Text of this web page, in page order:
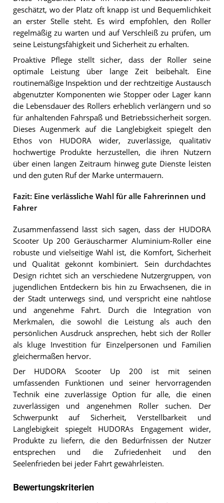
geschätzt, wo der Platz oft knapp ist und Bequemlichkeit
an erster Stelle steht. Es wird empfohlen, den Roller
regelmäßig zu warten und auf Verschleiß zu prüfen, um
seine Leistungsfähigkeit und Sicherheit zu erhalten.
Proaktive Pflege stellt sicher, dass der Roller seine
optimale Leistung über lange Zeit beibehält. Eine
routinemäßige Inspektion und der rechtzeitige Austausch
abgenutzter Komponenten wie Stopper oder Lager kann
die Lebensdauer des Rollers erheblich verlängern und so
für anhaltenden Fahrspaß und Betriebssicherheit sorgen.
Dieses Augenmerk auf die Langlebigkeit spiegelt den
Ethos von HUDORA wider, zuverlässige, qualitativ
hochwertige Produkte herzustellen, die ihren Nutzern
über einen langen Zeitraum hinweg gute Dienste leisten
und den guten Ruf der Marke untermauern.
Fazit: Eine verlässliche Wahl für alle Fahrerinnen und
Fahrer
Zusammenfassend lässt sich sagen, dass der HUDORA
Scooter Up 200 Geräuscharmer Aluminium-Roller eine
robuste und vielseitige Wahl ist, die Komfort, Sicherheit
und Qualität gekonnt kombiniert. Sein durchdachtes
Design richtet sich an verschiedene Nutzergruppen, von
jugendlichen Entdeckern bis hin zu Erwachsenen, die in
der Stadt unterwegs sind, und verspricht eine nahtlose
und angenehme Fahrt. Durch die Integration von
Merkmalen, die sowohl die Leistung als auch den
persönlichen Ausdruck ansprechen, hebt sich der Roller
als kluge Investition für Einzelpersonen und Familien
gleichermaßen hervor.
Der HUDORA Scooter Up 200 ist mit seinen
umfassenden Funktionen und seiner hervorragenden
Technik eine zuverlässige Option für alle, die einen
zuverlässigen und angenehmen Roller suchen. Der
Schwerpunkt auf Sicherheit, Verstellbarkeit und
Langlebigkeit spiegelt HUDORAs Engagement wider,
Produkte zu liefern, die den Bedürfnissen der Nutzer
entsprechen und die Zufriedenheit und den
Seelenfrieden bei jeder Fahrt gewährleisten.
Bewertungskriterien